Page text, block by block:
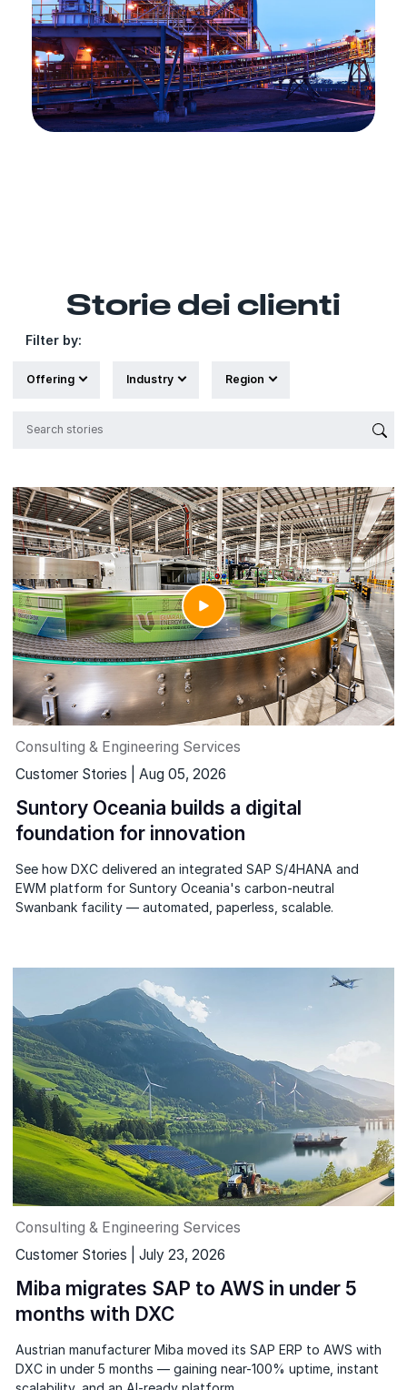
Storie dei clienti
Filter by:
Offering Industry Region
Consulting & Engineering Services
Customer Stories | Aug 05, 2026
Suntory Oceania builds a digital
foundation for innovation
See how DXC delivered an integrated SAP S/4HANA and
EWM platform for Suntory Oceania's carbon-neutral
Swanbank facility — automated, paperless, scalable.
Consulting & Engineering Services
Customer Stories | July 23, 2026
Miba migrates SAP to AWS in under 5
months with DXC
Austrian manufacturer Miba moved its SAP ERP to AWS with
DXC in under 5 months — gaining near-100% uptime, instant